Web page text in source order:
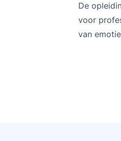
De
voor
van